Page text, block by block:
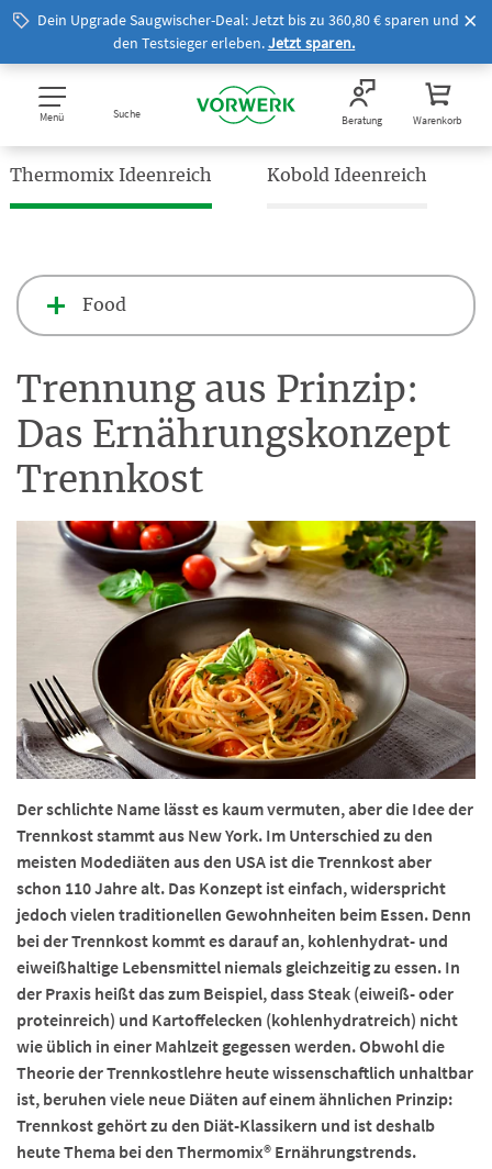
Dein Upgrade Saugwischer-Deal: Jetzt bis zu 360,80 € sparen und
den Testsieger erleben.Jetzt sparen.
Menü Suche Beratung Warenkorb
Thermomix Ideenreich Kobold Ideenreich
Food
Trennung aus Prinzip:
Das Ernährungskonzept
Trennkost
Der schlichte Name lässt es kaum vermuten, aber die Idee der
Trennkost stammt aus New York. Im Unterschied zu den
meisten Modediäten aus den USA ist die Trennkost aber
schon 110 Jahre alt. Das Konzept ist einfach, widerspricht
jedoch vielen traditionellen Gewohnheiten beim Essen. Denn
bei der Trennkost kommt es darauf an, kohlenhydrat- und
eiweißhaltige Lebensmittel niemals gleichzeitig zu essen. In
der Praxis heißt das zum Beispiel, dass Steak (eiweiß- oder
proteinreich) und Kartoffelecken (kohlenhydratreich) nicht
wie üblich in einer Mahlzeit gegessen werden. Obwohl die
Theorie der Trennkostlehre heute wissenschaftlich unhaltbar
ist, beruhen viele neue Diäten auf einem ähnlichen Prinzip:
Trennkost gehört zu den Diät-Klassikern und ist deshalb
heute Thema bei den Thermomix® Ernährungstrends.